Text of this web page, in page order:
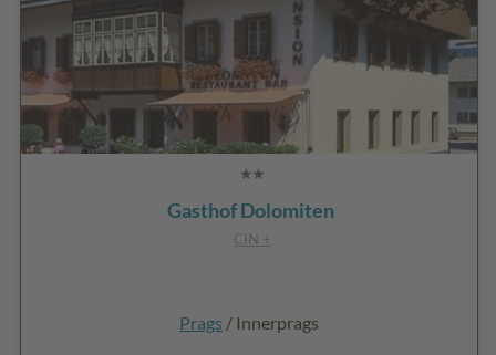
Gasthof Dolomiten
CIN +
Prags / Innerprags